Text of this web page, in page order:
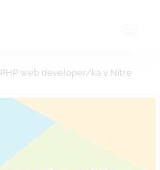
PHP web developer/ka v Nitre